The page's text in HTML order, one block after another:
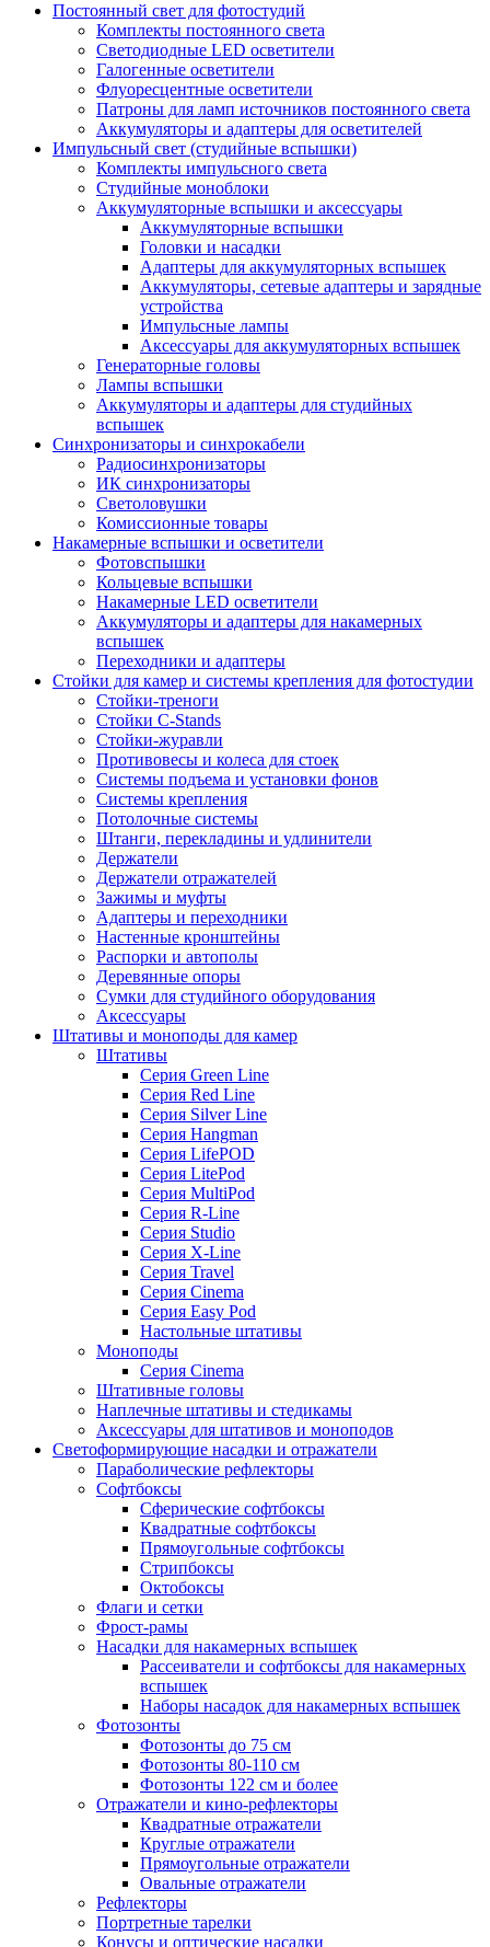
Постоянный свет для фотостудий
Комплекты постоянного света
Светодиодные LED осветители
Галогенные осветители
Флуоресцентные осветители
Патроны для ламп источников постоянного света
Аккумуляторы и адаптеры для осветителей
Импульсный свет (студийные вспышки)
Комплекты импульсного света
Студийные моноблоки
Аккумуляторные вспышки и аксессуары
Аккумуляторные вспышки
Головки и насадки
Адаптеры для аккумуляторных вспышек
Аккумуляторы, сетевые адаптеры и зарядные
устройства
Импульсные лампы
Аксессуары для аккумуляторных вспышек
Генераторные головы
Лампы вспышки
Аккумуляторы и адаптеры для студийных
вспышек
Синхронизаторы и синхрокабели
Радиосинхронизаторы
ИК синхронизаторы
Светоловушки
Комиссионные товары
Накамерные вспышки и осветители
Фотовспышки
Кольцевые вспышки
Накамерные LED осветители
Аккумуляторы и адаптеры для накамерных
вспышек
Переходники и адаптеры
Стойки для камер и системы крепления для фотостудии
Стойки-треноги
Стойки C-Stands
Стойки-журавли
Противовесы и колеса для стоек
Системы подъема и установки фонов
Системы крепления
Потолочные системы
Штанги, перекладины и удлинители
Держатели
Держатели отражателей
Зажимы и муфты
Адаптеры и переходники
Настенные кронштейны
Распорки и автополы
Деревянные опоры
Сумки для студийного оборудования
Аксессуары
Штативы и моноподы для камер
Штативы
Серия Green Line
Серия Red Line
Серия Silver Line
Серия Hangman
Серия LifePOD
Серия LitePod
Серия MultiPod
Серия R-Line
Серия Studio
Серия X-Line
Серия Travel
Серия Cinema
Серия Easy Pod
Настольные штативы
Моноподы
Серия Cinema
Штативные головы
Наплечные штативы и стедикамы
Аксессуары для штативов и моноподов
Светоформирующие насадки и отражатели
Параболические рефлекторы
Софтбоксы
Сферические софтбоксы
Квадратные софтбоксы
Прямоугольные софтбоксы
Стрипбоксы
Октобоксы
Флаги и сетки
Фрост-рамы
Насадки для накамерных вспышек
Рассеиватели и софтбоксы для накамерных
вспышек
Наборы насадок для накамерных вспышек
Фотозонты
Фотозонты до 75 см
Фотозонты 80-110 см
Фотозонты 122 см и более
Отражатели и кино-рефлекторы
Квадратные отражатели
Круглые отражатели
Прямоугольные отражатели
Овальные отражатели
Рефлекторы
Портретные тарелки
Конусы и оптические насадки